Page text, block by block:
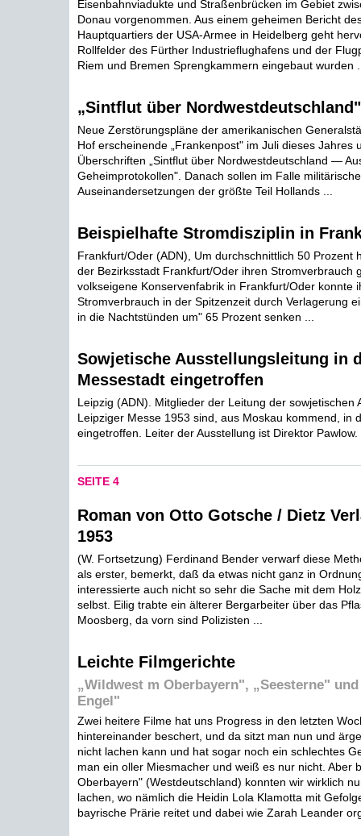
Eisenbahnviadukte und Straßenbrücken im Gebiet
Donau vorgenommen. Aus einem geheimen Bericht
Hauptquartiers der USA-Armee in Heidelberg geht
Rollfelder des Fürther Industrieflughafens und der
Riem und Bremen Sprengkammern eingebaut wurden
„Sintflut über Nordwestdeutschland"
Neue Zerstörungspläne der amerikanischen
Hof erscheinende „Frankenpost" im Juli dieses Jahres
Überschriften „Sintflut über Nordwestdeutschland —
Geheimprotokollen". Danach sollen im Falle
Auseinandersetzungen der größte Teil Hollands ...
Beispielhafte Stromdisziplin in
Frankfurt/Oder (ADN), Um durchschnittlich 50 Prozent
der Bezirksstadt Frankfurt/Oder ihren Stromverbrauch
volkseigene Konservenfabrik in Frankfurt/Oder konnte
Stromverbrauch in der Spitzenzeit durch Verlagerung
in die Nachtstünden um" 65 Prozent senken ...
Sowjetische Ausstellungsleitung in
Messestadt eingetroffen
Leipzig (ADN). Mitglieder der Leitung der sowjetischen
Leipziger Messe 1953 sind, aus Moskau kommend, in
eingetroffen. Leiter der Ausstellung ist Direktor Pawlow.
SEITE 4
Roman von Otto Gotsche / Dietz
1953
(W. Fortsetzung) Ferdinand Bender verwarf diese
als erster, bemerkt, daß da etwas nicht ganz in
interessierte auch nicht so sehr die Sache mit dem
selbst. Eilig trabte ein älterer Bergarbeiter über das
Moosberg, da vorn sind Polizisten ...
Leichte Filmgerichte
„Wildwest m Oberbayern", „Seesterne"
Engel"
Zwei heitere Filme hat uns Progress in den letzten
hintereinander beschert, und da sitzt man nun und
nicht lachen kann und hat sogar noch ein schlechtes
man ein oller Miesmacher und weiß es nur nicht. Aber
Oberbayern" (Westdeutschland) konnten wir wirklich
lachen, wo nämlich die Heidin Lola Klamotta mit
bayrische Prärie reitet und dabei wie Zarah Leander